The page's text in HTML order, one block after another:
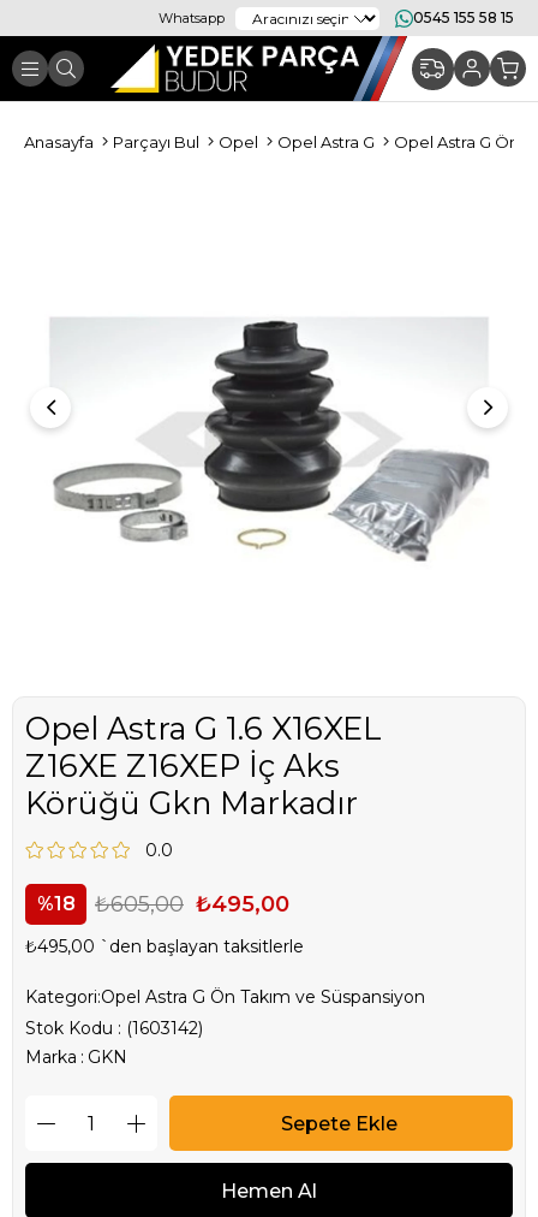
Whatsapp 0545 155 58 15
Anasayfa Parçayı Bul Opel Opel Astra G Opel Astra G Ön
Opel Astra G 1.6 X16XEL
Z16XE Z16XEP İç Aks
Körüğü Gkn Markadır
0.0
18 ₺605,00 ₺495,00
₺495,00 `den başlayan taksitlerle
Kategori:Opel Astra G Ön Takım ve Süspansiyon
Stok Kodu
(1603142)
Marka : GKN